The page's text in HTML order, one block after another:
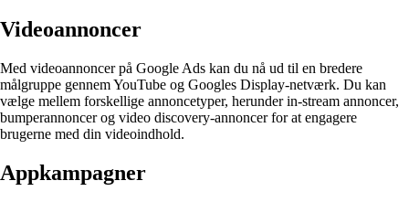
Videoannoncer
Med videoannoncer på Google Ads kan du nå ud til en bredere
målgruppe gennem YouTube og Googles Display-netværk. Du kan
vælge mellem forskellige annoncetyper, herunder in-stream annoncer,
bumperannoncer og video discovery-annoncer for at engagere
brugerne med din videoindhold.
Appkampagner